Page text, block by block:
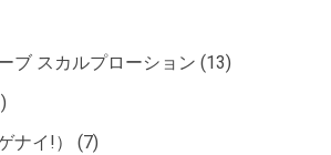
ブ スカルプローション (13)
ナイ!）
(7)